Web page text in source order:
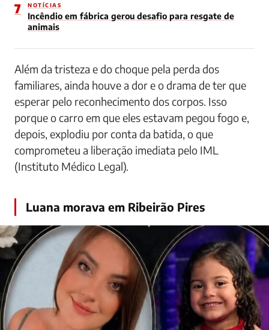
7 NOTÍCIAS
Incêndio em fábrica gerou desafio para resgate de
animais
Além da tristeza e do choque pela perda dos
familiares, ainda houve a dor e o drama de ter que
esperar pelo reconhecimento dos corpos. Isso
porque o carro em que eles estavam pegou fogo e,
depois, explodiu por conta da batida, o que
comprometeu a liberação imediata pelo IML
(Instituto Médico Legal).
Luana morava em Ribeirão Pires